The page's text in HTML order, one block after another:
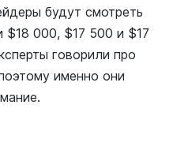
будут смотреть
$18 000, $17 500 и $17
говорили про
именно они